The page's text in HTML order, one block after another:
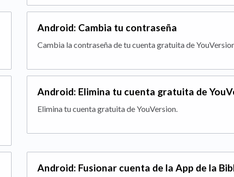
Android: Cambia tu contraseña
Cambia la contraseña de tu cuenta gratuita de
Android: Elimina tu cuenta gratuita de
Elimina tu cuenta gratuita de YouVersion.
Android: Fusionar cuenta de la App de la